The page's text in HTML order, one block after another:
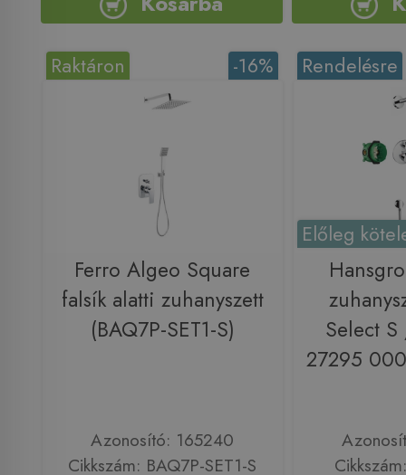
-16%
Raktáron
Ferro Algeo Square
falsík alatti zuhanyszett
(BAQ7P-SET1-S)
Azonosító: 165240
Cikkszám: BAQ7P-SET1-S
Rendelésre
Előleg
Select
27295